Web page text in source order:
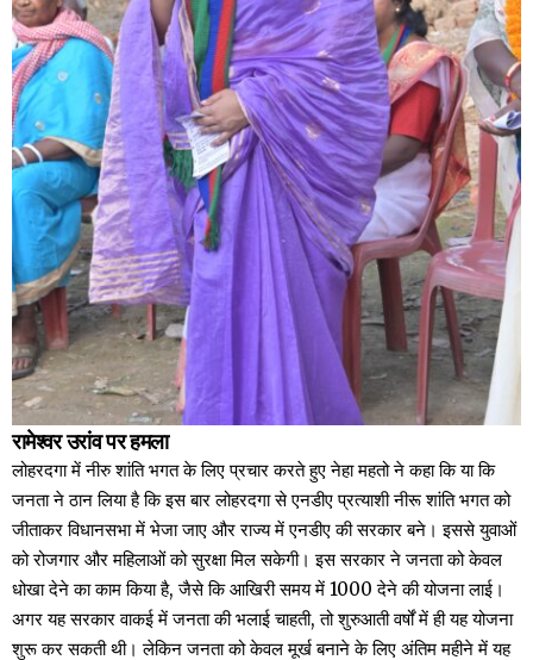
रामेश्वर उरांव पर हमला
लोहरदगा में नीरु शांति भगत के लिए प्रचार करते हुए नेहा महतो ने कहा कि या कि
जनता ने ठान लिया है कि इस बार लोहरदगा से एनडीए प्रत्याशी नीरू शांति भगत को
जीताकर विधानसभा में भेजा जाए और राज्य में एनडीए की सरकार बने। इससे युवाओं
को रोजगार और महिलाओं को सुरक्षा मिल सकेगी। इस सरकार ने जनता को केवल
धोखा देने का काम किया है, जैसे कि आखिरी समय में ₹1000 देने की योजना लाई।
अगर यह सरकार वाकई में जनता की भलाई चाहती, तो शुरुआती वर्षों में ही यह योजना
शुरू कर सकती थी। लेकिन जनता को केवल मूर्ख बनाने के लिए अंतिम महीने में यह